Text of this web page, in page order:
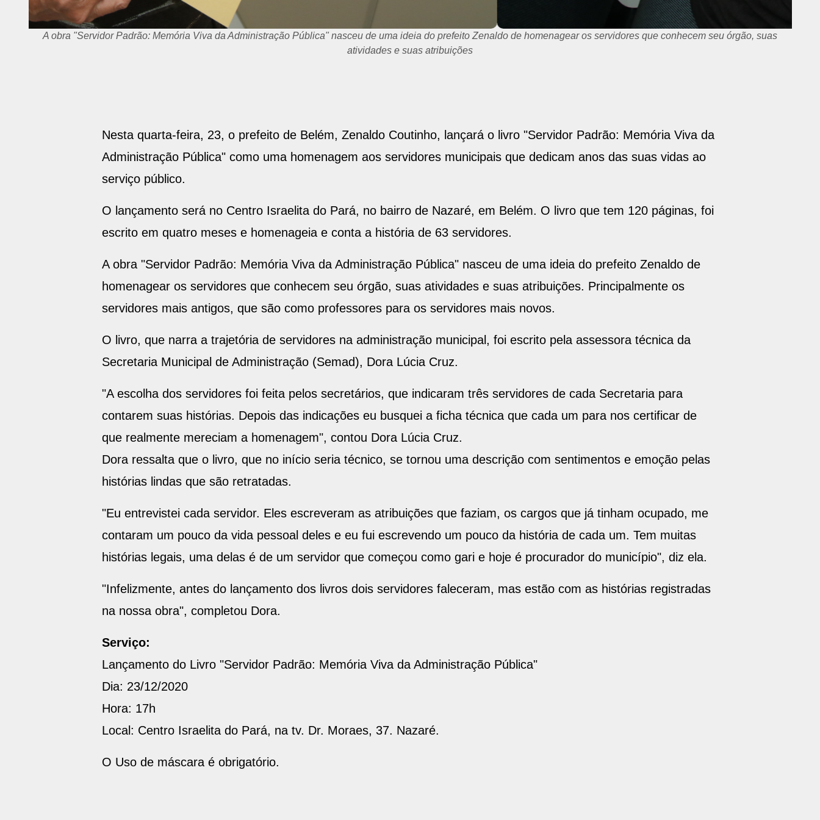
A obra "Servidor Padrão: Memória Viva da Administração Pública" nasceu de uma ideia do prefeito Zenaldo de homenagear os servidores que conhecem seu órgão, suas
atividades e suas atribuições
Nesta quarta-feira, 23, o prefeito de Belém, Zenaldo Coutinho, lançará o livro "Servidor Padrão: Memória Viva da
Administração Pública" como uma homenagem aos servidores municipais que dedicam anos das suas vidas ao
serviço público.
O lançamento será no Centro Israelita do Pará, no bairro de Nazaré, em Belém. O livro que tem 120 páginas, foi
escrito em quatro meses e homenageia e conta a história de 63 servidores.
A obra "Servidor Padrão: Memória Viva da Administração Pública" nasceu de uma ideia do prefeito Zenaldo de
homenagear os servidores que conhecem seu órgão, suas atividades e suas atribuições. Principalmente os
servidores mais antigos, que são como professores para os servidores mais novos.
O livro, que narra a trajetória de servidores na administração municipal, foi escrito pela assessora técnica da
Secretaria Municipal de Administração (Semad), Dora Lúcia Cruz.
"A escolha dos servidores foi feita pelos secretários, que indicaram três servidores de cada Secretaria para
contarem suas histórias. Depois das indicações eu busquei a ficha técnica que cada um para nos certificar de
que realmente mereciam a homenagem", contou Dora Lúcia Cruz.
Dora ressalta que o livro, que no início seria técnico, se tornou uma descrição com sentimentos e emoção pelas
histórias lindas que são retratadas.
"Eu entrevistei cada servidor. Eles escreveram as atribuições que faziam, os cargos que já tinham ocupado, me
contaram um pouco da vida pessoal deles e eu fui escrevendo um pouco da história de cada um. Tem muitas
histórias legais, uma delas é de um servidor que começou como gari e hoje é procurador do município", diz ela.
"Infelizmente, antes do lançamento dos livros dois servidores faleceram, mas estão com as histórias registradas
na nossa obra", completou Dora.
Serviço:
Lançamento do Livro "Servidor Padrão: Memória Viva da Administração Pública"
Dia: 23/12/2020
Hora: 17h
Local: Centro Israelita do Pará, na tv. Dr. Moraes, 37. Nazaré.
O Uso de máscara é obrigatório.